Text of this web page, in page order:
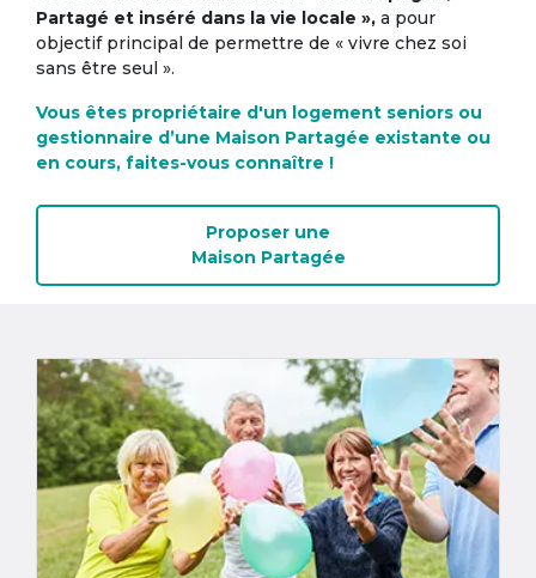
Partagé et inséré dans la vie locale », a pour
objectif principal de permettre de « vivre chez soi
sans être seul ».
Vous êtes propriétaire d'un logement seniors ou
gestionnaire d’une Maison Partagée existante ou
en cours, faites-vous connaître !
Proposer une
Maison Partagée